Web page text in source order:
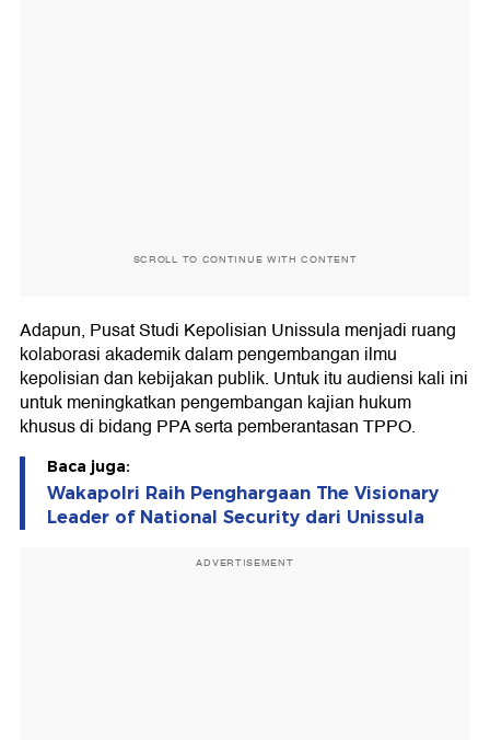
SCROLL TO CONTINUE WITH CONTENT
Adapun, Pusat Studi Kepolisian Unissula menjadi ruang
kolaborasi akademik dalam pengembangan ilmu
kepolisian dan kebijakan publik. Untuk itu audiensi kali ini
untuk meningkatkan pengembangan kajian hukum
khusus di bidang PPA serta pemberantasan TPPO.
Baca juga:
Wakapolri Raih Penghargaan The Visionary
Leader of National Security dari Unissula
ADVERTISEMENT